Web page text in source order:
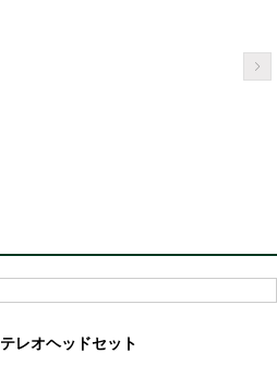
レオヘッドセット